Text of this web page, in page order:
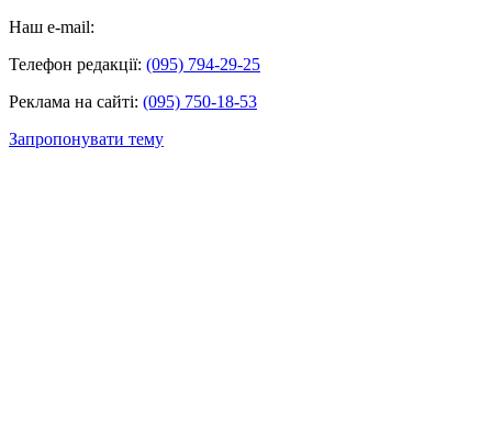
Наш e-mail:
Телефон редакції: (095) 794-29-25
Реклама на сайті: (095) 750-18-53
Запропонувати тему